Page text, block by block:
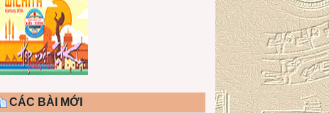
CÁC BÀI MỚI